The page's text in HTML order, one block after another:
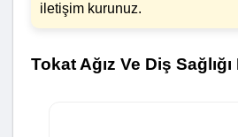
iletişim kurunuz.
Tokat Ağız Ve Diş